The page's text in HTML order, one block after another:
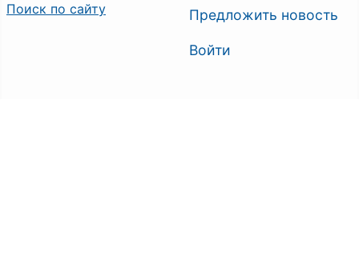
Поиск по сайту
Предложить новость
Войти